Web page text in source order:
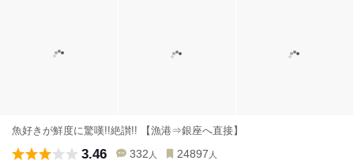
魚好きが鮮度に驚嘆!!絶讃!! 【漁港⇒銀座へ直接】
3.46 332 人 24897 人